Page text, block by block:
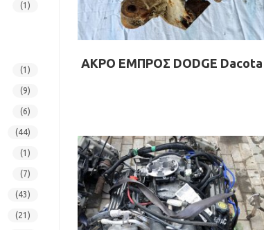
ΑΚΡΟ ΕΜΠΡΟΣ DODGE Dacota
(1)
(1)
(9)
(6)
(44)
(1)
(7)
(43)
(21)